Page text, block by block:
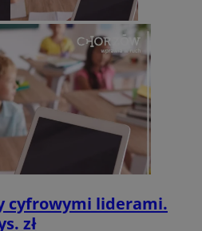
cyfrowymi liderami.
zł